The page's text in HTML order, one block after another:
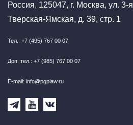
Россия, 125047, г. Москва, ул. 3-я
Тверская-Ямская, д. 39, стр. 1
Тел.: +7 (495) 767 00 07
Доп. тел.: +7 (985) 767 00 07
E-mail: info@pgplaw.ru